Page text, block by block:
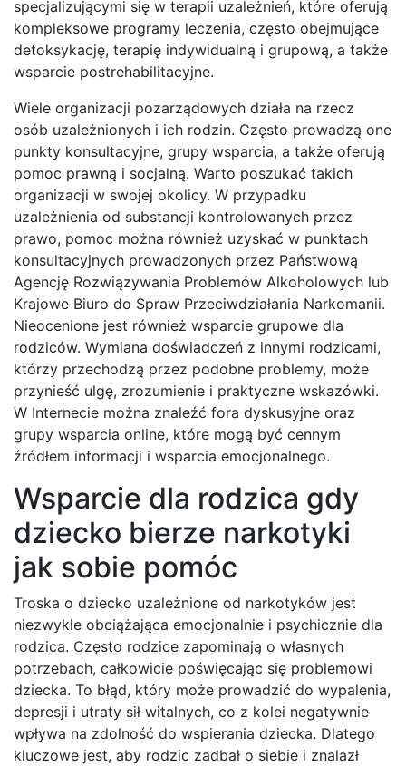
specjalizującymi się w terapii uzależnień, które oferują
kompleksowe programy leczenia, często obejmujące
detoksykację, terapię indywidualną i grupową, a także
wsparcie postrehabilitacyjne.
Wiele organizacji pozarządowych działa na rzecz
osób uzależnionych i ich rodzin. Często prowadzą one
punkty konsultacyjne, grupy wsparcia, a także oferują
pomoc prawną i socjalną. Warto poszukać takich
organizacji w swojej okolicy. W przypadku
uzależnienia od substancji kontrolowanych przez
prawo, pomoc można również uzyskać w punktach
konsultacyjnych prowadzonych przez Państwową
Agencję Rozwiązywania Problemów Alkoholowych lub
Krajowe Biuro do Spraw Przeciwdziałania Narkomanii.
Nieocenione jest również wsparcie grupowe dla
rodziców. Wymiana doświadczeń z innymi rodzicami,
którzy przechodzą przez podobne problemy, może
przynieść ulgę, zrozumienie i praktyczne wskazówki.
W Internecie można znaleźć fora dyskusyjne oraz
grupy wsparcia online, które mogą być cennym
źródłem informacji i wsparcia emocjonalnego.
Wsparcie dla rodzica gdy
dziecko bierze narkotyki
jak sobie pomóc
Troska o dziecko uzależnione od narkotyków jest
niezwykle obciążająca emocjonalnie i psychicznie dla
rodzica. Często rodzice zapominają o własnych
potrzebach, całkowicie poświęcając się problemowi
dziecka. To błąd, który może prowadzić do wypalenia,
depresji i utraty sił witalnych, co z kolei negatywnie
wpływa na zdolność do wspierania dziecka. Dlatego
kluczowe jest, aby rodzic zadbał o siebie i znalazł